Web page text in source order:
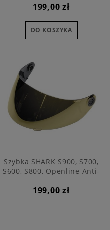
199,00 zł
DO KOSZYKA
Szybka SHARK S900, S700,
S600, S800, Openline Anti-
199,00 zł